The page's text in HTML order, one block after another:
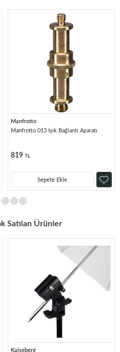
Manfrotto
Manfrotto 013 Işık Bağlantı Aparatı
819 TL
Sepete Ekle
Satılan Ürünler
Kaiseberg